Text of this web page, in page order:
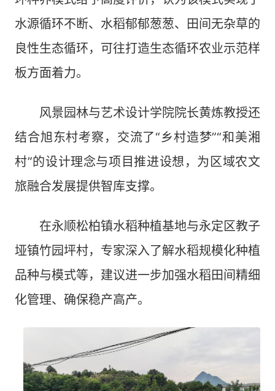
水源循环不断、水稻郁郁葱葱、田间无杂草的
良性生态循环，可往打造生态循环农业示范样
板方面着力。
风景园林与艺术设计学院院长黄炼教授还
结合旭东村考察，交流了“乡村造梦”“和美湘
村”的设计理念与项目推进设想，为区域农文
旅融合发展提供智库支撑。
在永顺松柏镇水稻种植基地与永定区教子
垭镇竹园坪村，专家深入了解水稻规模化种植
品种与模式等，建议进一步加强水稻田间精细
化管理、确保稳产高产。